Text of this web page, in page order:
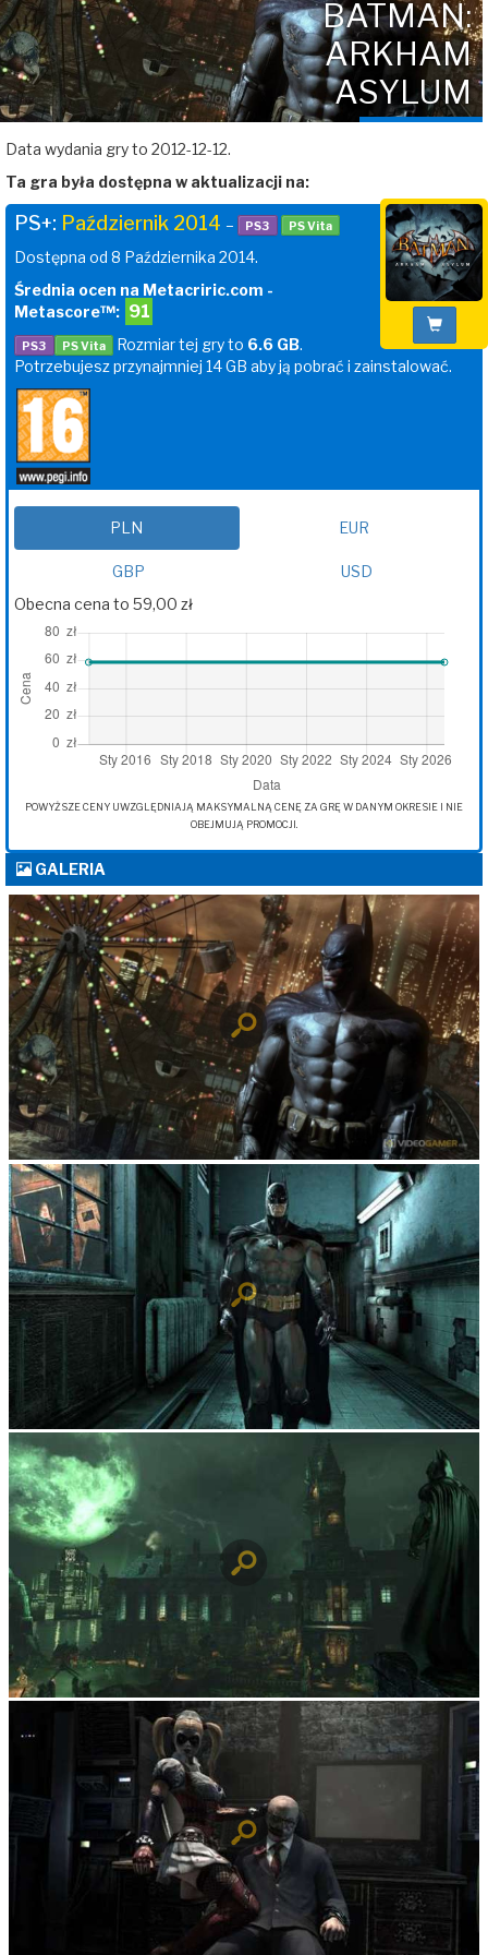
BATMAN:
ARKHAM
ASYLUM
Data wydania gry to 2012-12-12.
Ta gra była dostępna w aktualizacji na:
PS+: Październik 2014 – PS3 PS Vita
Dostępna od 8 Października 2014.
Średnia ocen na Metacriric.com -
Metascore™: 91
PS3 PS Vita Rozmiar tej gry to 6.6 GB.
Potrzebujesz przynajmniej 14 GB aby ją pobrać i zainstalować.
PLN EUR
GBP
USD
Obecna cena to 59,00 zł
POWYŻSZE CENY UWZGLĘDNIAJĄ MAKSYMALNĄ CENĘ ZA GRĘ W DANYM OKRESIE I NIE
OBEJMUJĄ PROMOCJI.
GALERIA